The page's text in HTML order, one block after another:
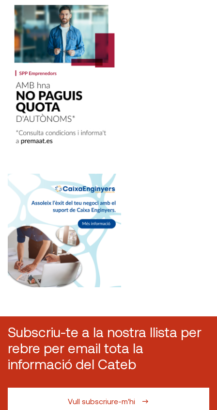
Subscriu-te a la nostra llista per
rebre per email tota la
informació del Cateb
Vull subscriure-m'hi